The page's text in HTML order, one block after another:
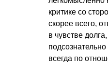
критике со
скорее всего,
в чувстве
всегда по